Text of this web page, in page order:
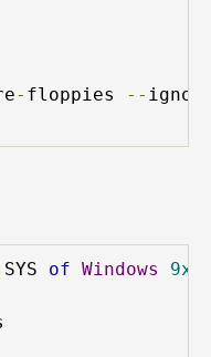
- floppies --
SYS of Windows 9x